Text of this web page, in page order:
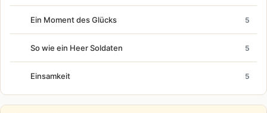
Ein Moment des Glücks 5
So wie ein Heer Soldaten 5
Einsamkeit 5